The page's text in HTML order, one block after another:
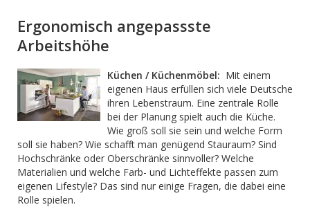
Ergonomisch angepassste
Arbeitshöhe
Küchen / Küchenmöbel: Mit einem
eigenen Haus erfüllen sich viele Deutsche
ihren Lebenstraum. Eine zentrale Rolle
bei der Planung spielt auch die Küche.
Wie groß soll sie sein und welche Form
soll sie haben? Wie schafft man genügend Stauraum? Sind
Hochschränke oder Oberschränke sinnvoller? Welche
Materialien und welche Farb- und Lichteffekte passen zum
eigenen Lifestyle? Das sind nur einige Fragen, die dabei eine
Rolle spielen.